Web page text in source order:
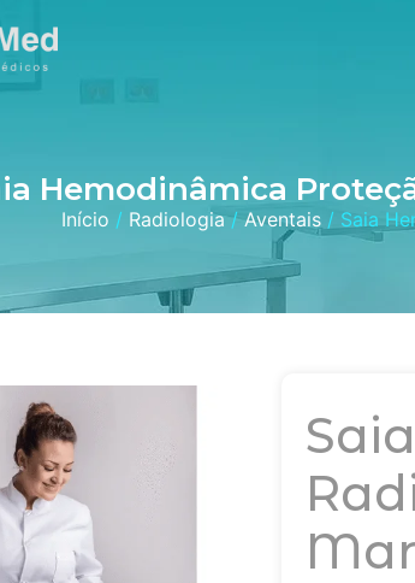
Hemodinâmica
Início / Radiologia / Aventais/ Saia